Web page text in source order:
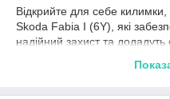
Відкрийте для себе
Skoda Fabia I (6Y), які
надійний захист та
Cargumm, ідеально